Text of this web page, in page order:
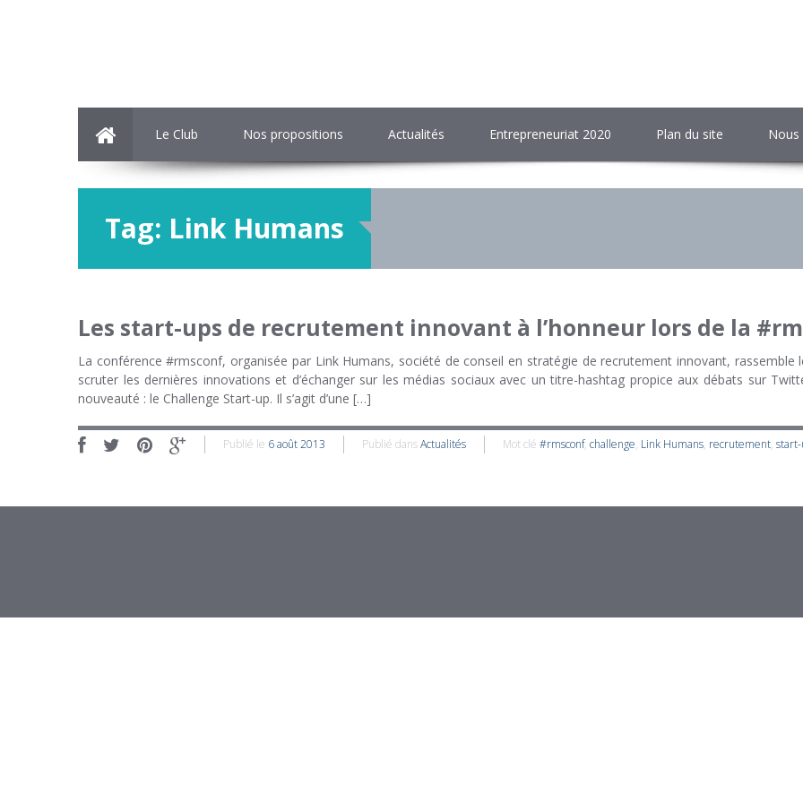
Le Club Nos propositions Actualités Entrepreneuriat 2020 Plan du site
Tag: Link Humans
Les start-ups de recrutement innovant à l’honneur lors de la
La conférence #rmsconf, organisée par Link Humans, société de conseil en stratégie de recrutement innovant, rassemble
scruter les dernières innovations et d’échanger sur les médias sociaux avec un titre-hashtag propice aux débats sur
nouveauté : le Challenge Start-up. Il s’agit d’une […]
Publié le 6 août 2013 Publié dansActualités Mot clé #rmsconf, challenge, Link Humans, recrutement,